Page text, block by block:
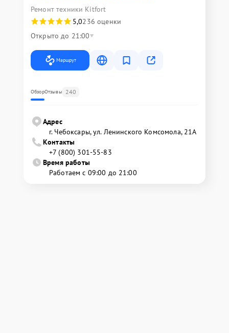
Ремонт техники Kitfort
5,0236 оценки
Открыто до 21:00
Маршрут
ОбзорОтзывы 240
Адрес
г. Чебоксары, ул. Ленинского Комсомола, 21А
Контакты
+7 (800) 301-55-83
Время работы
Работаем с 09:00 до 21:00